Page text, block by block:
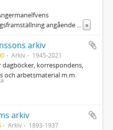
angående
»
arkiv
Arkiv 1945-2021
korrespondens,
och arbetsmaterial m.m.
arkiv
Arkiv 1893-1937